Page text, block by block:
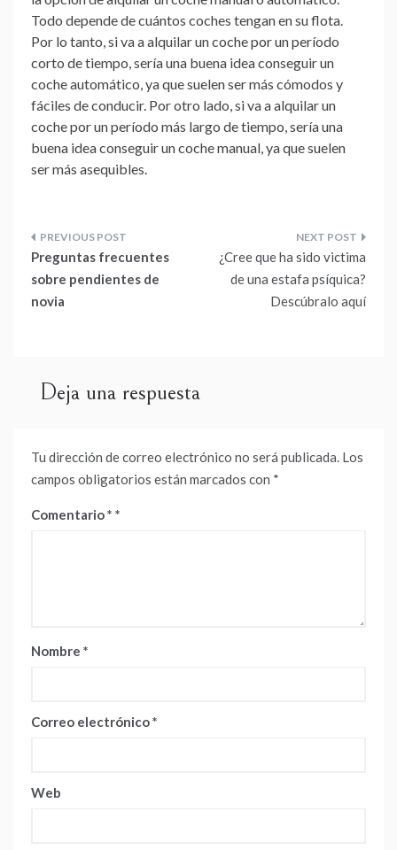
Todo depende de cuántos coches tengan en su flota.
Por lo tanto, si va a alquilar un coche por un período
corto de tiempo, sería una buena idea conseguir un
coche automático, ya que suelen ser más cómodos y
fáciles de conducir. Por otro lado, si va a alquilar un
coche por un período más largo de tiempo, sería una
buena idea conseguir un coche manual, ya que suelen
ser más asequibles.
Navegación
de
Preguntas frecuentes
sobre pendientes de
novia
¿Cree que ha sido victima
de una estafa psíquica?
Descúbralo aquí
Deja una respuesta
Tu dirección de correo electrónico no será publicada. Los
campos obligatorios están marcados con *
Comentario*
Nombre *
Correo electrónico*
Web